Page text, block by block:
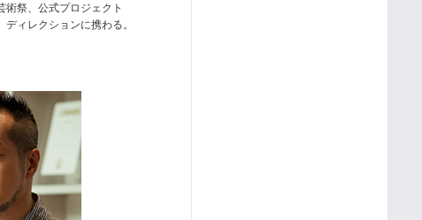
術祭、公式プロジェクト
ディレクションに携わる。